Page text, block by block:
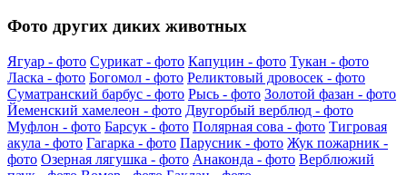
Фото других диких животных
Ягуар - фото Сурикат - фото Капуцин - фото Тукан - фото
Ласка - фото Богомол - фото Реликтовый дровосек - фото
Суматранский барбус - фото Рысь - фото Золотой фазан - фото
Йеменский хамелеон - фото Двугорбый верблюд - фото
Муфлон - фото Барсук - фото Полярная сова - фото Тигровая
акула - фото Гагарка - фото Парусник - фото Жук пожарник -
фото Озерная лягушка - фото Анаконда - фото Верблюжий